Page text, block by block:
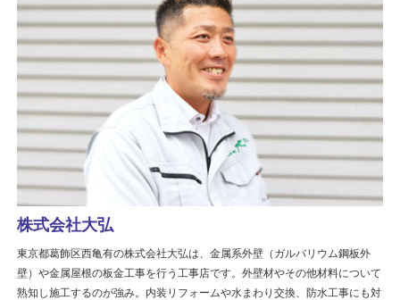
株式会社大弘
東京都葛飾区西亀有の株式会社大弘は、金属系外壁（ガルバリウム鋼板外
壁）や金属屋根の板金工事を行う工事店です。外壁材やその他材料について
熟知し施工するのが強み。内装リフォームや水まわり交換、防水工事にも対